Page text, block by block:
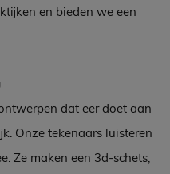
en bieden we een
dat eer doet aan
Onze tekenaars luisteren
Ze maken een 3d-schets,